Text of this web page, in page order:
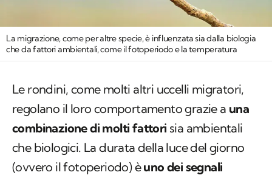
La migrazione, come per altre specie, è influenzata sia dalla biologia
che da fattori ambientali, come il fotoperiodo e la temperatura
Le rondini, come molti altri uccelli migratori,
regolano il loro comportamento grazie a una
combinazione di molti fattori sia ambientali
che biologici. La durata della luce del giorno
(ovvero il fotoperiodo) èuno dei segnali